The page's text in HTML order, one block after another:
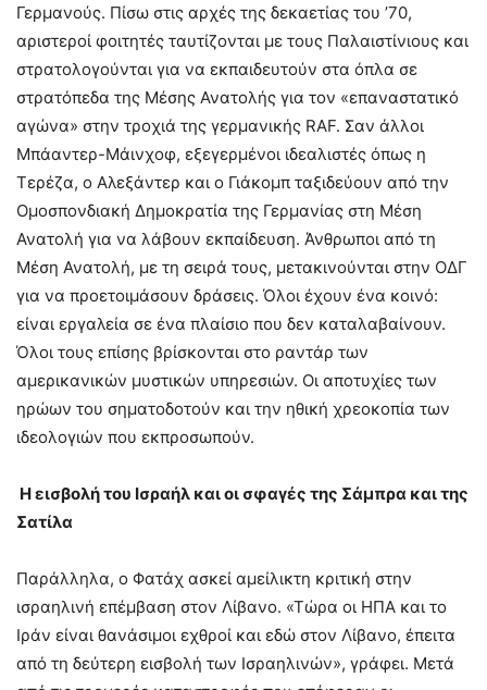
Γερμανούς. Πίσω στις αρχές της δεκαετίας του ’70,
αριστεροί φοιτητές ταυτίζονται με τους Παλαιστίνιους και
στρατολογούνται για να εκπαιδευτούν στα όπλα σε
στρατόπεδα της Μέσης Ανατολής για τον «επαναστατικό
αγώνα» στην τροχιά της γερμανικής RAF. Σαν άλλοι
Μπάαντερ-Μάινχοφ, εξεγερμένοι ιδεαλιστές όπως η
Τερέζα, ο Αλεξάντερ και ο Γιάκομπ ταξιδεύουν από την
Ομοσπονδιακή Δημοκρατία της Γερμανίας στη Μέση
Ανατολή για να λάβουν εκπαίδευση. Άνθρωποι από τη
Μέση Ανατολή, με τη σειρά τους, μετακινούνται στην ΟΔΓ
για να προετοιμάσουν δράσεις. Όλοι έχουν ένα κοινό:
είναι εργαλεία σε ένα πλαίσιο που δεν καταλαβαίνουν.
Όλοι τους επίσης βρίσκονται στο ραντάρ των
αμερικανικών μυστικών υπηρεσιών. Οι αποτυχίες των
ηρώων του σηματοδοτούν και την ηθική χρεοκοπία των
ιδεολογιών που εκπροσωπούν.
Η εισβολή του Ισραήλ και οι σφαγές της Σάμπρα και της
Σατίλα
Παράλληλα, ο Φατάχ ασκεί αμείλικτη κριτική στην
ισραηλινή επέμβαση στον Λίβανο. «Τώρα οι ΗΠΑ και το
Ιράν είναι θανάσιμοι εχθροί και εδώ στον Λίβανο, έπειτα
από τη δεύτερη εισβολή των Ισραηλινών», γράφει. Μετά